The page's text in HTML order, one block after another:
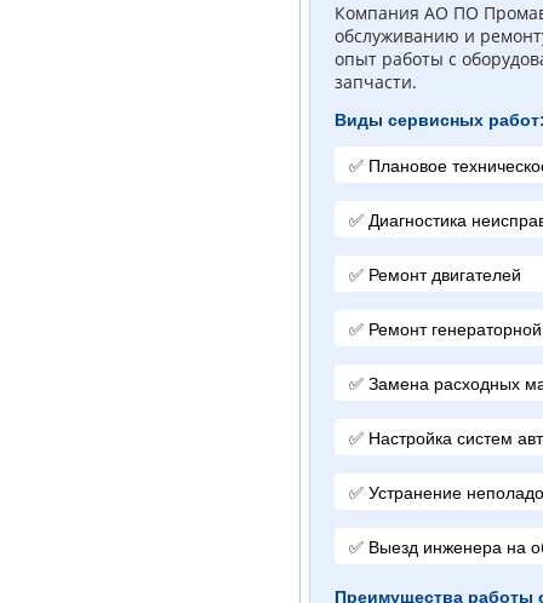
Компания АО ПО
обслуживанию и
опыт работы с
запчасти.
Виды сервисных
Плановое
Диагностика
Ремонт двигателей
Ремонт
Замена расходных
Настройка систем
Устранение
Выезд инженера на
Преимущества работы